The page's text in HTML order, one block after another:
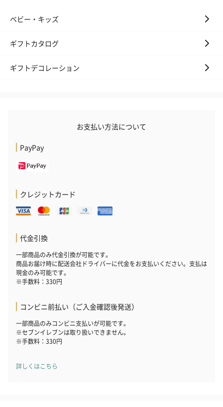
ベビー・キッズ
ギフトカタログ
ギフトデコレーション
お支払い方法について
PayPay
クレジットカード
代金引換
一部商品のみ代金引換が可能です。
商品お届け時に配送会社ドライバーに代金をお支払いください。支払は
現金のみ可能です。
※手数料：330円
コンビニ前払い（ご入金確認後発送）
一部商品のみコンビニ支払いが可能です。
※セブンイレブンは取り扱いできません。
※手数料：330円
詳しくはこちら